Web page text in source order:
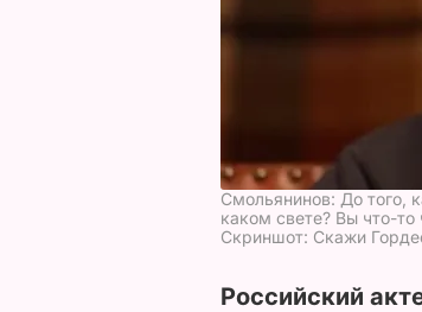
Смольянинов: До того,
каком свете? Вы что-то
Скриншот: Скажи
Российский